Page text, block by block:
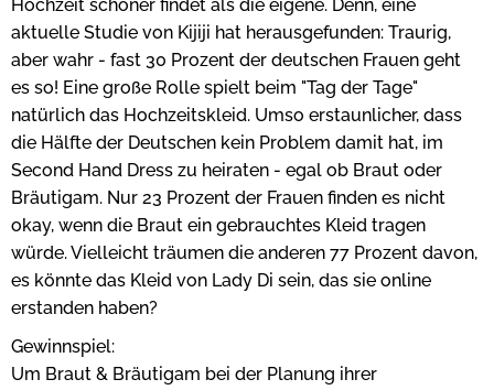
Hochzeit schöner findet als die eigene. Denn, eine
aktuelle Studie von Kijiji hat herausgefunden: Traurig,
aber wahr - fast 30 Prozent der deutschen Frauen geht
es so! Eine große Rolle spielt beim "Tag der Tage"
natürlich das Hochzeitskleid. Umso erstaunlicher, dass
die Hälfte der Deutschen kein Problem damit hat, im
Second Hand Dress zu heiraten - egal ob Braut oder
Bräutigam. Nur 23 Prozent der Frauen finden es nicht
okay, wenn die Braut ein gebrauchtes Kleid tragen
würde. Vielleicht träumen die anderen 77 Prozent davon,
es könnte das Kleid von Lady Di sein, das sie online
erstanden haben?
Gewinnspiel:
Um Braut & Bräutigam bei der Planung ihrer